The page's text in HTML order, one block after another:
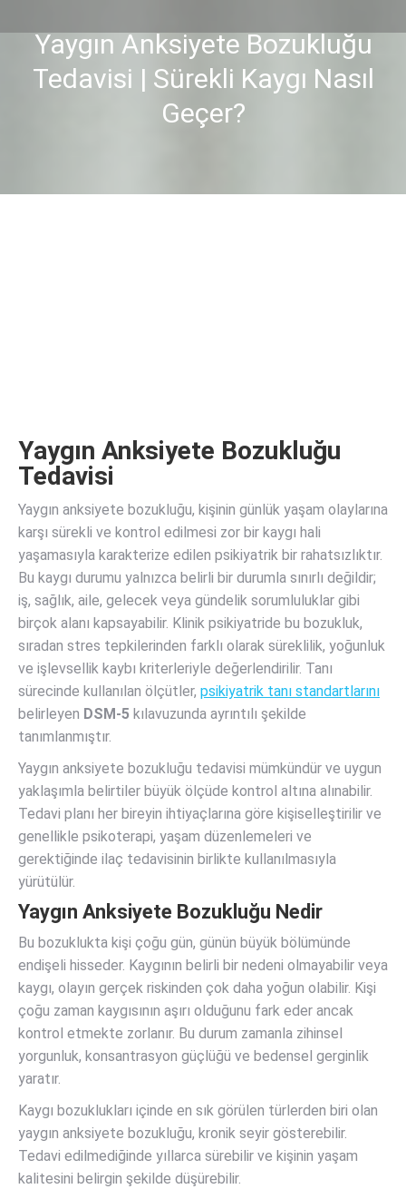
Yaygın Anksiyete Bozukluğu
Tedavisi | Sürekli Kaygı Nasıl
Geçer?
You are here:
Yaygın Anksiyete Bozukluğu
Tedavisi
Yaygın anksiyete bozukluğu, kişinin günlük yaşam olaylarına
karşı sürekli ve kontrol edilmesi zor bir kaygı hali
yaşamasıyla karakterize edilen psikiyatrik bir rahatsızlıktır.
Bu kaygı durumu yalnızca belirli bir durumla sınırlı değildir;
iş, sağlık, aile, gelecek veya gündelik sorumluluklar gibi
birçok alanı kapsayabilir. Klinik psikiyatride bu bozukluk,
sıradan stres tepkilerinden farklı olarak süreklilik, yoğunluk
ve işlevsellik kaybı kriterleriyle değerlendirilir. Tanı
sürecinde kullanılan ölçütler, psikiyatrik tanı standartlarını
belirleyen DSM-5 kılavuzunda ayrıntılı şekilde
tanımlanmıştır.
Yaygın anksiyete bozukluğu tedavisi mümkündür ve uygun
yaklaşımla belirtiler büyük ölçüde kontrol altına alınabilir.
Tedavi planı her bireyin ihtiyaçlarına göre kişiselleştirilir ve
genellikle psikoterapi, yaşam düzenlemeleri ve
gerektiğinde ilaç tedavisinin birlikte kullanılmasıyla
yürütülür.
Yaygın Anksiyete Bozukluğu Nedir
Bu bozuklukta kişi çoğu gün, günün büyük bölümünde
endişeli hisseder. Kaygının belirli bir nedeni olmayabilir veya
kaygı, olayın gerçek riskinden çok daha yoğun olabilir. Kişi
çoğu zaman kaygısının aşırı olduğunu fark eder ancak
kontrol etmekte zorlanır. Bu durum zamanla zihinsel
yorgunluk, konsantrasyon güçlüğü ve bedensel gerginlik
yaratır.
Kaygı bozuklukları içinde en sık görülen türlerden biri olan
yaygın anksiyete bozukluğu, kronik seyir gösterebilir.
Tedavi edilmediğinde yıllarca sürebilir ve kişinin yaşam
kalitesini belirgin şekilde düşürebilir.